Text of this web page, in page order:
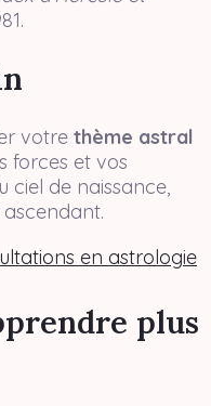
votre thème astral
forces et vos
ciel de naissance,
en astrologie
plus